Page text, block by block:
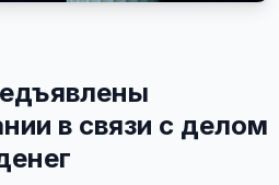
в связи с делом